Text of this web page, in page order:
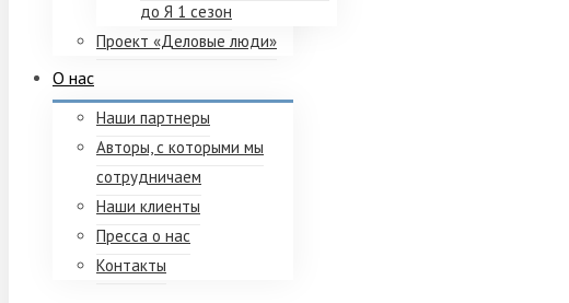
до Я 1 сезон
Проект «Деловые люди»
О нас
Наши партнеры
Авторы, с которыми мы
сотрудничаем
Наши клиенты
Пресса о нас
Контакты